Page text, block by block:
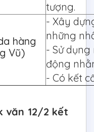
tượng.
hàng
Vũ)
- Xây
những
- Sử
động
- Có kết
văn 12/2 kết